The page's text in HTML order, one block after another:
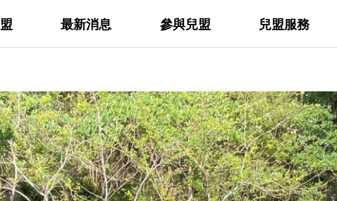
最新消息 參與兒盟 兒盟服務